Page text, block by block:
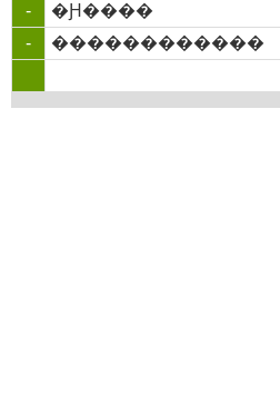
-
�Ԩ����
-
������������